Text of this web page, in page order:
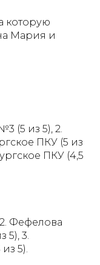
которую
Мария и
(5 из 5), 2.
ПКУ (5 из
ПКУ (4,5
Фефелова
5), 3.
5).